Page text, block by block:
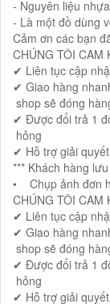
- Nguyên liệu
- Là một đồ dùng
Cảm ơn các bạn
CHÚNG TÔI CAM
✔ Liên tục cập
✔ Giao hàng
shop sẽ đóng
✔ Được đổi trả 1
hỏng
✔ Hỗ trợ giải
*** Khách hàng
• Chụp ảnh đơn
CHÚNG TÔI CAM
✔ Liên tục cập
✔ Giao hàng
shop sẽ đóng
✔ Được đổi trả 1
hỏng
✔ Hỗ trợ giải